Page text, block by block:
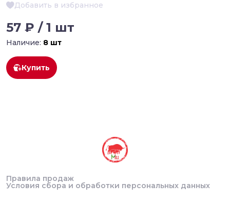
Добавить в избранное
57 ₽ / 1 шт
Наличие: 8 шт
Купить
Правила продаж
Условия сбора и обработки персональных данных